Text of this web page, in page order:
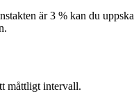
är 3 % kan du
måttligt intervall.